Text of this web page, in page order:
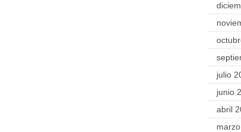
julio
junio
abril